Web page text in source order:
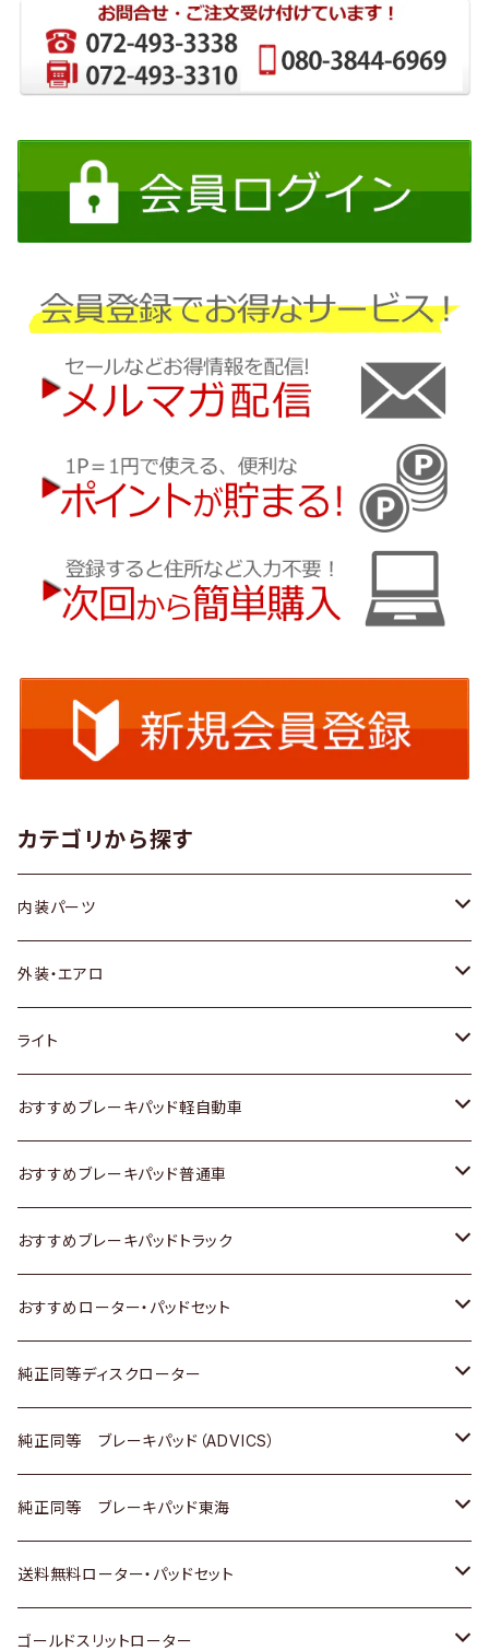
カテゴリから探す
内装パーツ
トヨタ
ホンダ
スズキ
日産
いすゞ
ダイハツ
マツダ
三菱
スバル
日野
三菱ふそう
外装・エアロ
トヨタ
ホンダ
スズキ
日産
いすゞ
ダイハツ
マツダ
三菱
日野
三菱ふそう
ライト
トヨタ
スズキ
日産
いすゞ
ダイハツ
三菱
日野
三菱ふそう
その他
おすすめブレーキパッド軽自動車
トヨタ
ホンダ
スズキ
日産
ダイハツ
マツダ
三菱
スバル
おすすめブレーキパッド普通車
トヨタ
ホンダ
スズキ
日産
いすゞ
ダイハツ
マツダ
おすすめブレーキパッドトラック
トヨタ
日産
いすゞ
ダイハツ
マツダ
三菱
おすすめローター・パッドセット
トヨタ
ホンダ
スズキ
日産
ダイハツ
純正同等ディスクローター
トヨタ
ホンダ
スズキ
日産
純正同等 ブレーキパッド（ADVICS）
トヨタ
ホンダ
スズキ
純正同等 ブレーキパッド東海
トヨタ
ホンダ
送料無料ローター・パッドセット
トヨタ
ゴールドスリットローター